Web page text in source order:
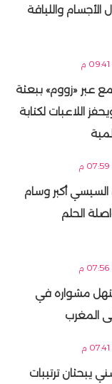
الأجسام واللياقة
عبر «زووم» ببعثة
اللاعبات لكتابة
السيسي أكبر وسام
الحلم
مشواره في
المغرب
يبحثان ترتيبات